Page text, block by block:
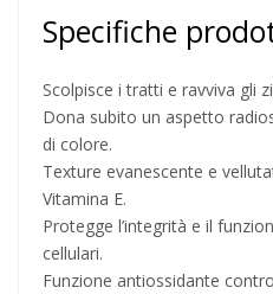
Specifiche
Scolpisce i tratti e ravviva gli
Dona subito un aspetto
di colore.
Texture evanescente e
Vitamina E.
Protegge l’integrità e il
cellulari.
Funzione antiossidante